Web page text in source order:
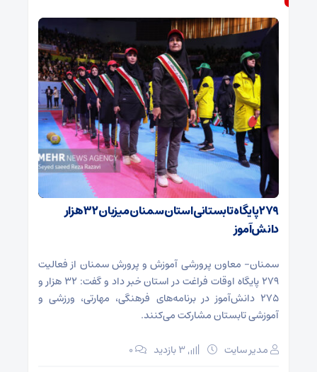
۲۷۹ پایگاه تابستانی استان سمنان میزبان ۳۲ هزار
دانش‌آموز
سمنان- معاون پرورشی آموزش و پرورش سمنان از فعالیت
۲۷۹ پایگاه اوقات فراغت در استان خبر داد و گفت: ۳۲ هزار و
۲۷۵ دانش‌آموز در برنامه‌های فرهنگی، مهارتی، ورزشی و
آموزشی تابستان مشارکت می‌کنند.
مدیر سایت ۰